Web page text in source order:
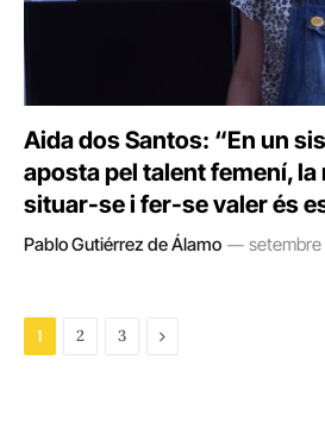
Aida dos Santos: “En un
aposta pel talent femení, la
situar-se i fer-se valer és
Pablo Gutiérrez de Álamo
1 2 3 Next